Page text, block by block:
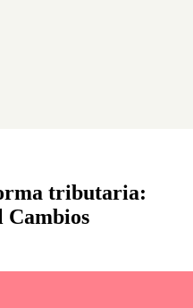
tributaria: